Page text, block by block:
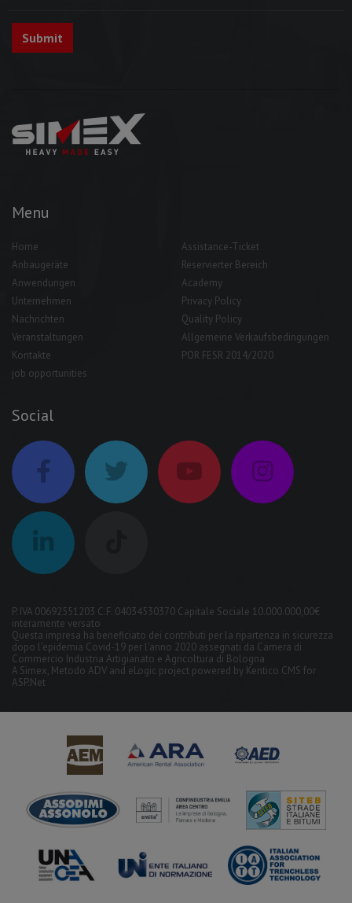
Menu
Home
Anbaugeräte
Anwendungen
Unternehmen
Nachrichten
Veranstaltungen
Kontakte
job opportunities
Assistance-Ticket
Reservierter Bereich
Academy
Privacy Policy
Quality Policy
Allgemeine Verkaufsbedingungen
POR FESR 2014/2020
Social
P. IVA 00692551203 C.F. 04034530370 Capitale Sociale 10.000.000,00€
interamente versato
Questa impresa ha beneficiato dei contributi per la ripartenza in sicurezza
dopo l'epidemia Covid-19 per l'anno 2020 assegnati da Camera di
Commercio Industria Artigianato e Agricoltura di Bologna
A Simex, Metodo ADV and eLogic project powered by Kentico CMS for
ASP.Net